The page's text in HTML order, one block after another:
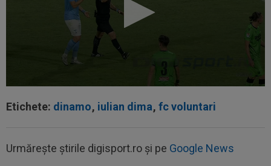
Etichete: dinamo, iulian dima, fc voluntari
Urmărește știrile digisport.ro și pe Google News